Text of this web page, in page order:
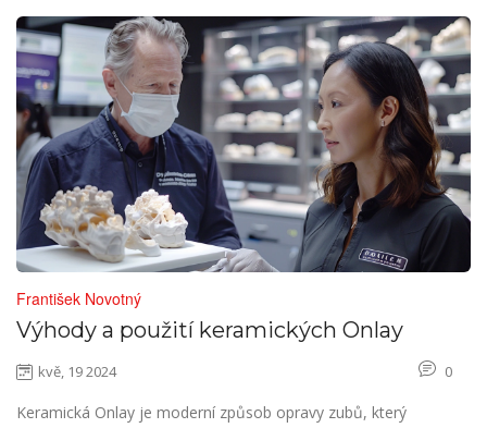
František Novotný
Výhody a použití keramických Onlay
kvě, 19 2024 0
Keramická Onlay je moderní způsob opravy zubů, který